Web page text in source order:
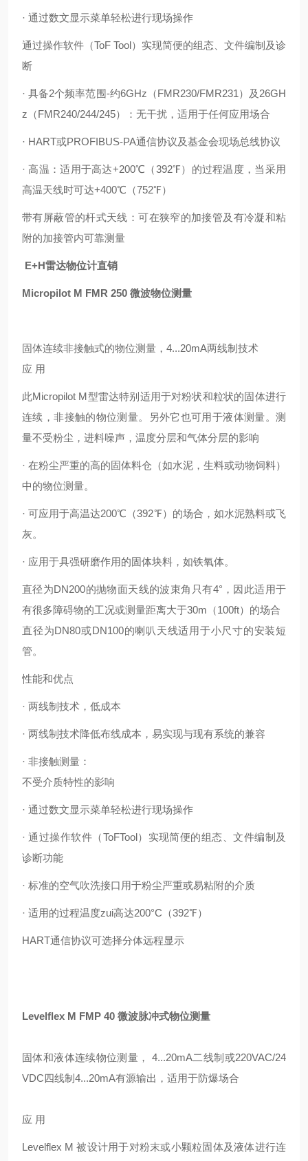
· 通过数文显示菜单轻松进行现场操作
通过操作软件（ToF Tool）实现简便的组态、文件编制及诊
断
· 具备2个频率范围-约6GHz（FMR230/FMR231）及26GH
z（FMR240/244/245）：无干扰，适用于任何应用场合
· HART或PROFIBUS-PA通信协议及基金会现场总线协议
· 高温：适用于高达+200℃（392℉）的过程温度，当采用
高温天线时可达+400℃（752℉）
带有屏蔽管的杆式天线：可在狭窄的加接管及有冷凝和粘
附的加接管内可靠测量
E+H雷达物位计直销
Micropilot M FMR 250 微波物位测量
固体连续非接触式的物位测量，4...20mA两线制技术
应 用
此Micropilot M型雷达特别适用于对粉状和粒状的固体进行
连续，非接触的物位测量。另外它也可用于液体测量。测
量不受粉尘，进料噪声，温度分层和气体分层的影响
· 在粉尘严重的高的固体料仓（如水泥，生料或动物饲料）
中的物位测量。
· 可应用于高温达200℃（392℉）的场合，如水泥熟料或飞
灰。
· 应用于具强研磨作用的固体块料，如铁氧体。
直径为DN200的抛物面天线的波束角只有4°，因此适用于
有很多障碍物的工况或测量距离大于30m（100ft）的场合
直径为DN80或DN100的喇叭天线适用于小尺寸的安装短
管。
性能和优点
· 两线制技术，低成本
· 两线制技术降低布线成本，易实现与现有系统的兼容
· 非接触测量：
不受介质特性的影响
· 通过数文显示菜单轻松进行现场操作
· 通过操作软件（ToFTool）实现简便的组态、文件编制及
诊断功能
· 标准的空气吹洗接口用于粉尘严重或易粘附的介质
· 适用的过程温度zui高达200°C（392℉）
HART通信协议可选择分体远程显示
Levelflex M FMP 40 微波脉冲式物位测量
固体和液体连续物位测量， 4...20mA二线制或220VAC/24
VDC四线制4...20mA有源输出，适用于防爆场合
应 用
Levelflex M 被设计用于对粉末或小颗粒固体及液体进行连